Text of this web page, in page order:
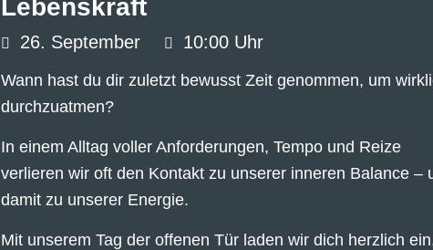
Lebenskraft
26. September 10:00 Uhr
Wann hast du dir zuletzt bewusst Zeit genommen, um
durchzuatmen?
In einem Alltag voller Anforderungen, Tempo und Reize
verlieren wir oft den Kontakt zu unserer inneren Balance –
damit zu unserer Energie.
Mit unserem Tag der offenen Tür laden wir dich herzlich